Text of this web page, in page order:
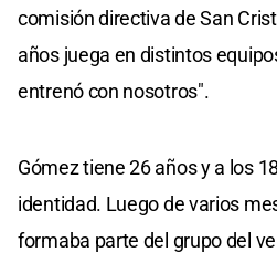
comisión directiva de San
años juega en distintos
entrenó con nosotros".
Gómez tiene 26 años y a los
identidad. Luego de varios
formaba parte del grupo del